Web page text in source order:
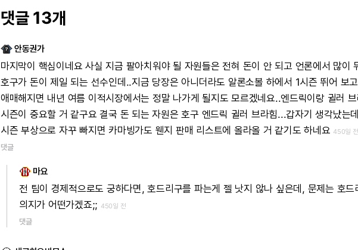
댓글 13개
안동권가
마지막이 핵심이네요 사실 지금 팔아치워야 될 자원들은 전혀 돈이 안 되고 언론에서 많이
호구가 돈이 제일 되는 선수인데..지금 당장은 아니더라도 알론소볼 하에서 1시즌 뛰어 보고
애매해지면 내년 여름 이적시장에서는 정말 나가게 될지도 모르겠네요..엔드릭이랑 귈러
시즌이 중요할 거 같구요 결국 돈 되는 자원은 호구 엔드릭 귈러 브라힘...갑자기 생각났는데
시즌 부상으로 자꾸 빠지면 카마빙가도 웬지 판매 리스트에 올라올 거 같기도 하네요 450일 전
댓글
마요
전 팀이 경제적으로도 궁하다면, 호드리구를 파는게 젤 낫지 않나 싶은데, 문제는 호드
의지가 어떤가겠죠;; 450일 전
댓글